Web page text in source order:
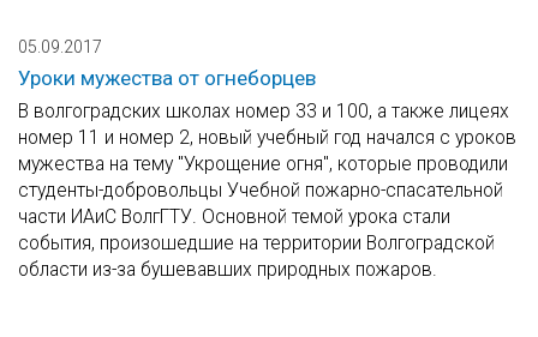
05.09.2017
Уроки мужества от огнеборцев
В волгоградских школах номер 33 и 100, а также лицеях
номер 11 и номер 2, новый учебный год начался с уроков
мужества на тему "Укрощение огня", которые проводили
студенты-добровольцы Учебной пожарно-спасательной
части ИАиС ВолгГТУ. Основной темой урока стали
события, произошедшие на территории Волгоградской
области из-за бушевавших природных пожаров.